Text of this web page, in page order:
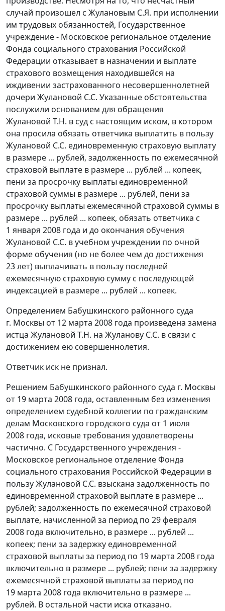
случай произошел с Жулановым С.Я. при исполнении
им трудовых обязанностей, Государственное
учреждение - Московское региональное отделение
Фонда социального страхования Российской
Федерации отказывает в назначении и выплате
страхового возмещения находившейся на
иждивении застрахованного несовершеннолетней
дочери Жулановой С.С. Указанные обстоятельства
послужили основанием для обращения
Жулановой Т.Н. в суд с настоящим иском, в котором
она просила обязать ответчика выплатить в пользу
Жулановой С.С. единовременную страховую выплату
в размере ... рублей, задолженность по ежемесячной
страховой выплате в размере ... рублей ... копеек,
пени за просрочку выплаты единовременной
страховой суммы в размере ... рублей, пени за
просрочку выплаты ежемесячной страховой суммы в
размере ... рублей ... копеек, обязать ответчика с
1 января 2008 года и до окончания обучения
Жулановой С.С. в учебном учреждении по очной
форме обучения (но не более чем до достижения
23 лет) выплачивать в пользу последней
ежемесячную страховую сумму с последующей
индексацией в размере ... рублей ... копеек.
Определением Бабушкинского районного суда
г. Москвы от 12 марта 2008 года произведена замена
истца Жулановой Т.Н. на Жуланову С.С. в связи с
достижением ею совершеннолетия.
Ответчик иск не признал.
Решением Бабушкинского районного суда г. Москвы
от 19 марта 2008 года, оставленным без изменения
определением судебной коллегии по гражданским
делам Московского городского суда от 1 июля
2008 года, исковые требования удовлетворены
частично. С Государственного учреждения -
Московское региональное отделение Фонда
социального страхования Российской Федерации в
пользу Жулановой С.С. взыскана задолженность по
единовременной страховой выплате в размере ...
рублей; задолженность по ежемесячной страховой
выплате, начисленной за период по 29 февраля
2008 года включительно, в размере ... рублей ...
копеек; пени за задержку единовременной
страховой выплаты за период по 19 марта 2008 года
включительно в размере ... рублей; пени за задержку
ежемесячной страховой выплаты за период по
19 марта 2008 года включительно в размере ...
рублей. В остальной части иска отказано.